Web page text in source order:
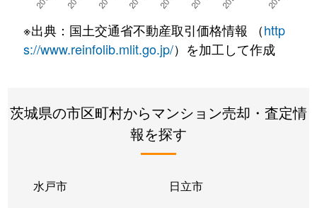
※出典：国土交通省不動産取引価格情報 （http
s://www.reinfolib.mlit.go.jp/）を加工して作成
茨城県の市区町村からマンション売却・査定情
報を探す
水戸市 日立市